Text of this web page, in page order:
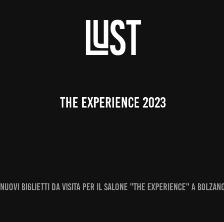
THE EXPERIENCE 2023
NUOVI BIGLIETTI DA VISITA PER IL SALONE "THE EXPERIENCE" A